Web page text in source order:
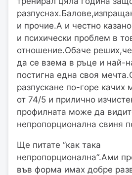
и прочие.А и честно
и психически проблем в
отношение.Обаче
да се взема в ръце и най-
постигна една своя
разпускане по-горе качих
от 74/5 и прилично
профилната може да
непропорционална свиня
Ще питате ‘’как така
непропорционална’‘.Ами
във форма имах добре